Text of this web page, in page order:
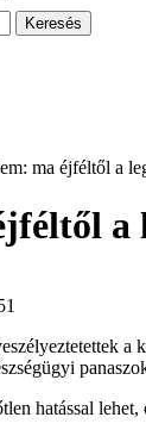
Keresés
ma éjféltől a
a
a
hatással